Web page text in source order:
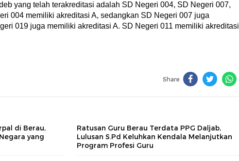
yang telah terakreditasi adalah SD Negeri 004, SD Negeri 007,
004 memiliki akreditasi A, sedangkan SD Negeri 007 juga
019 juga memiliki akreditasi A. SD Negeri 011 memiliki akreditasi
Share
di Berau,
yang
Ratusan Guru Berau Terdata PPG Daljab,
Lulusan S.Pd Keluhkan Kendala Melanjutkan
Program Profesi Guru